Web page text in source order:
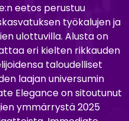
eetos perustuu
työkalujen ja
ulottuvilla. Alusta on
eri kielten rikkauden
taloudelliset
laajan universumin
Elegance on sitoutunut
ymmärrystä 2025